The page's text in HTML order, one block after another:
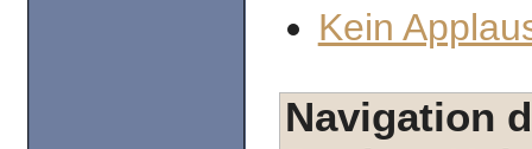
Kein
Navigation